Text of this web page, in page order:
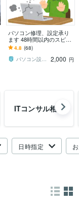
パソコン修理、設定承り
ます 48時間以内のスピー
ド修理が基本サービスで
す。
4.8 (68)
パソコン設定・修理サポート ポッポPC
2,000 円
ITコンサル相談
日時指定